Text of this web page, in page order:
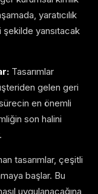
yaratıcılık
şekilde yansıtacak
Tasarımlar
gelen geri
en önemli
son halini
tasarımlar, çeşitli
başlar. Bu
uygulanacağına